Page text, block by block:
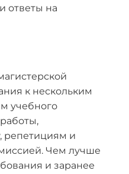
ответы на
к нескольким
учебного
репетициям и
Чем лучше
и заранее